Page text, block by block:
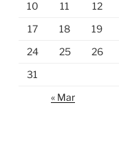
10
11 12
17
18 19
24
25 26
31
« Mar